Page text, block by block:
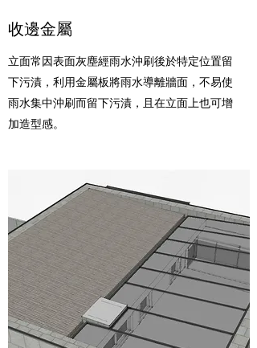
收邊金屬
立面常因表面灰塵經雨水沖刷後於特定位置留
下污漬，利用金屬板將雨水導離牆面，不易使
雨水集中沖刷而留下污漬，且在立面上也可增
加造型感。